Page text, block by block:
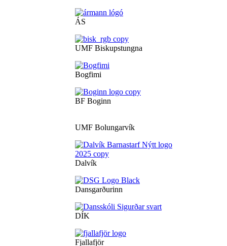
ÁS
UMF Biskupstungna
Bogfimi
BF Boginn
UMF Bolungarvík
Dalvík
Dansgarðurinn
DÍK
Fjallafjör